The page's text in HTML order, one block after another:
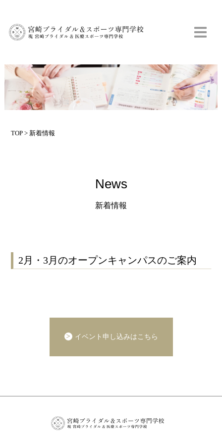
TOP > 新着情報
News
新着情報
2月・3月のオープンキャンパスのご案内
イベント申し込みはこちら